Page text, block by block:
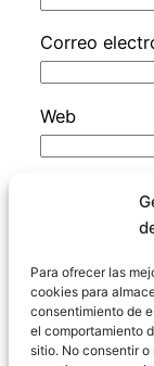
Para ofrecer las
cookies para
consentimiento de
el comportamiento
sitio. No consentir
Correo
Web
Guarda
en este